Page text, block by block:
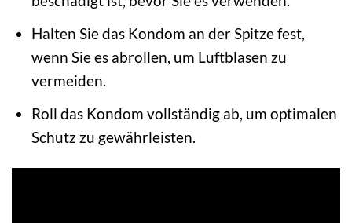
Halten Sie das Kondom an der Spitze fest,
wenn Sie es abrollen, um Luftblasen zu
vermeiden.
Roll das Kondom vollständig ab, um optimalen
Schutz zu gewährleisten.